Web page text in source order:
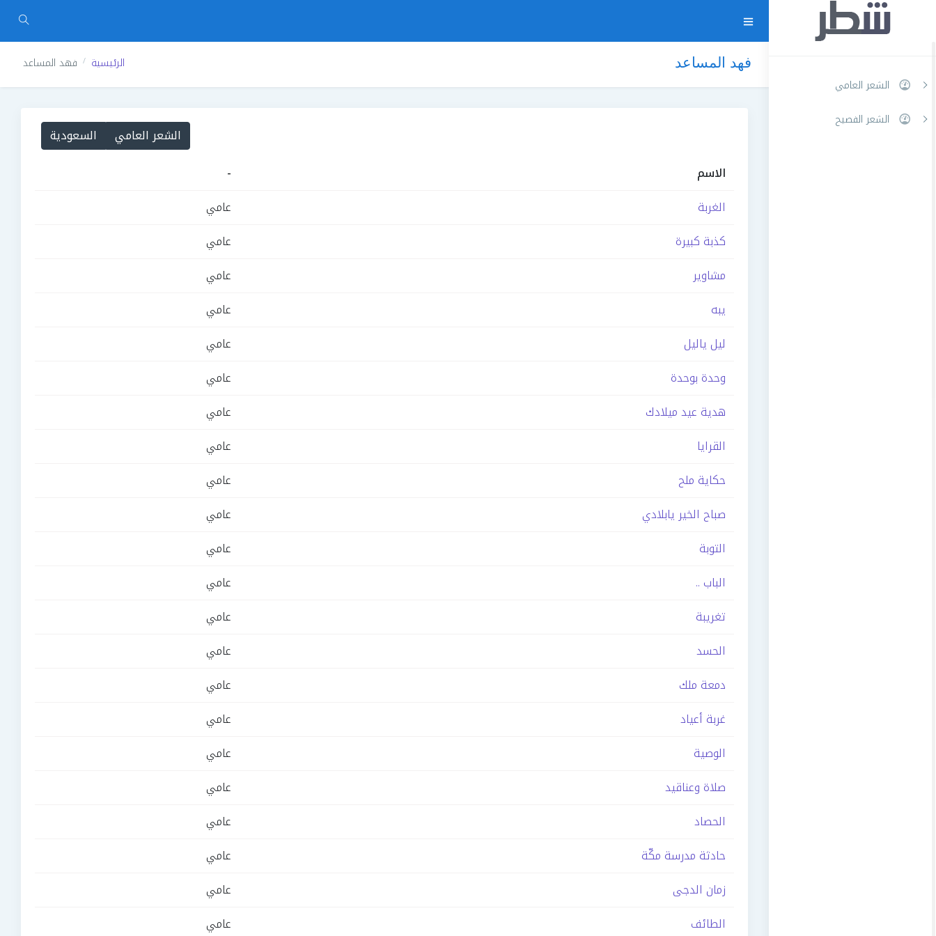
الشعر العامي
الشعر الفصيح
فهد المساعد الرئيسية فهد المساعد
الشعر العامي
السعودية
الاسم
-
الغربة
عامي
كذبة كبيرة
عامي
مشاوير
عامي
يبه
عامي
ليل ياليل
عامي
وحدة بوحدة
عامي
هدية عيد ميلادك
عامي
القرايا
عامي
حكاية ملح
عامي
صباح الخير يابلادي
عامي
التوبة
عامي
الباب ..
عامي
تغريبة
عامي
الحسد
عامي
دمعة ملك
عامي
غربة أعياد
عامي
الوصية
عامي
صلاة وعناقيد
عامي
الحصاد
عامي
حادثة مدرسة مكّة
عامي
زمان الدجى
عامي
الطائف
عامي